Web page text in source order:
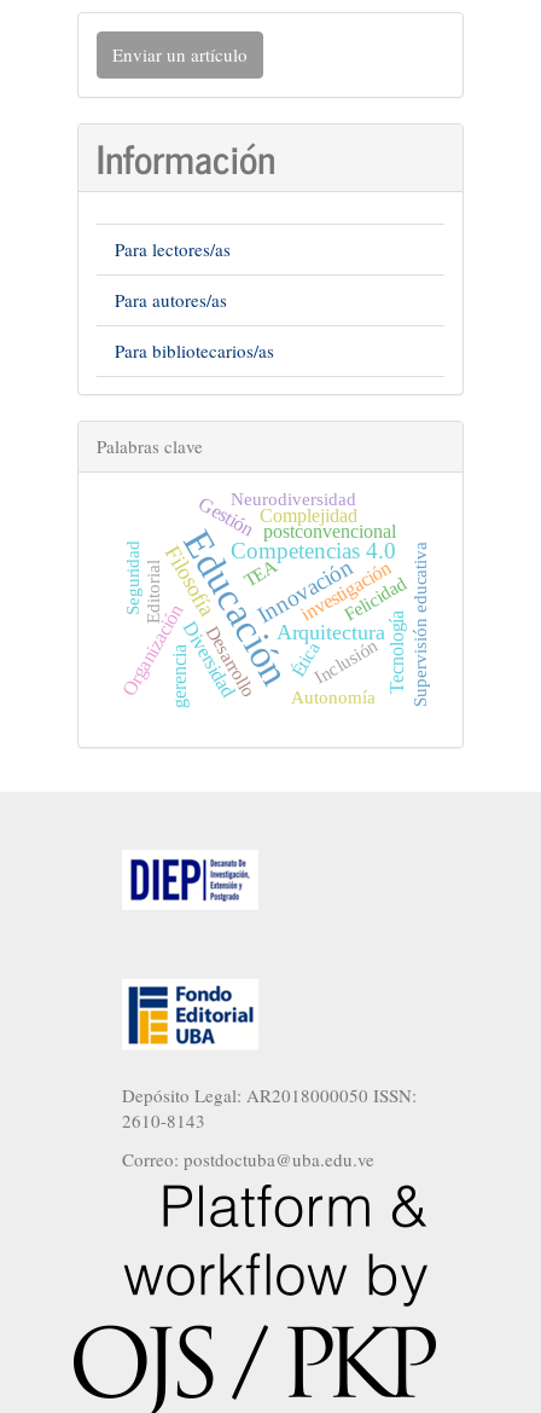
Enviar
un
artículo
Enviar un artículo
Información
Para lectores/as
Para autores/as
Para bibliotecarios/as
Palabras clave
EducaciónInnovación
Competencias 4.0
Arquitectura
Filosofía
Organización
postconvencional
Complejidad
Diversidad
investigación
gerencia Tecnología
Gestión
Editorial Supervisión educativa
TEA
Inclusión
Desarrollo
Neurodiversidad
Felicidad
Seguridad
Autonomía
Ética
Depósito Legal: AR2018000050 ISSN:
2610-8143
Correo: postdoctuba@uba.edu.ve